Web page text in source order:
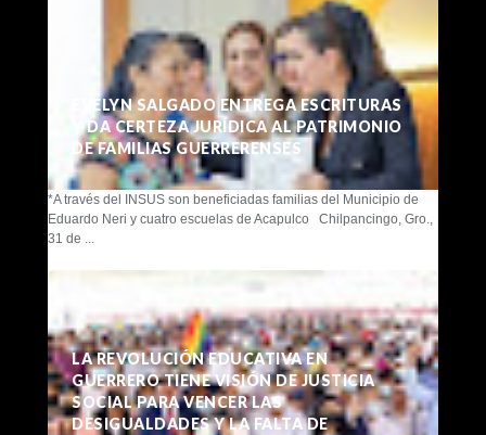
EVELYN SALGADO ENTREGA ESCRITURAS
Y DA CERTEZA JURÍDICA AL PATRIMONIO
DE FAMILIAS GUERRERENSES
*A través del INSUS son beneficiadas familias del Municipio de
Eduardo Neri y cuatro escuelas de Acapulco Chilpancingo, Gro.,
31 de ...
LA REVOLUCIÓN EDUCATIVA EN
GUERRERO TIENE VISIÓN DE JUSTICIA
SOCIAL PARA VENCER LAS
DESIGUALDADES Y LA FALTA DE